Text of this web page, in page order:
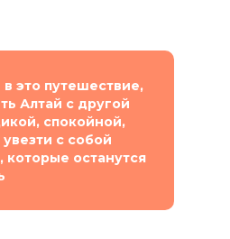
в это путешествие,
Алтай с другой
спокойной,
с собой
которые останутся